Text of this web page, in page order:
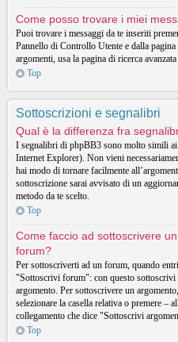
Come posso trovare i miei
Puoi trovare i messaggi da te inseriti
Pannello di Controllo Utente e dalla
argomenti, usa la pagina di ricerca
Top
Sottoscrizioni e segnalibri
Qual è la differenza fra
I segnalibri di phpBB3 sono molto simili
Internet Explorer). Non vieni
hai modo di tornare facilmente
sottoscrizione sarai avvisato di un
metodo da te scelto.
Top
Come faccio ad sottoscrivere
forum?
Per sottoscriverti ad un forum, quando
"Sottoscrivi forum": con questo sottoscrivi
argomento. Per sottoscrivere un
selezionare la casella relativa o premere –
collegamento che dice "Sottoscrivi
Top